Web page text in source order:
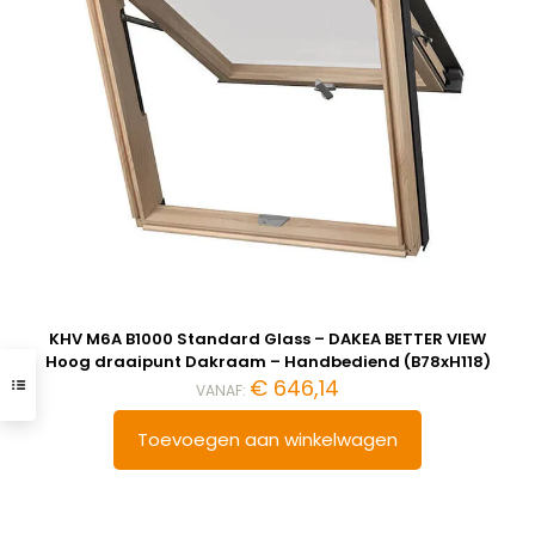
KHV M6A B1000 Standard Glass – DAKEA BETTER VIEW
Hoog draaipunt Dakraam – Handbediend (B78xH118)
VANAF: € 646,14
Toevoegen aan winkelwagen